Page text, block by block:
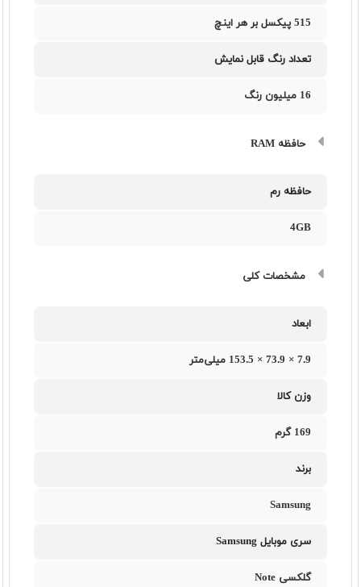
515 پیکسل بر هر اینچ
تعداد رنگ قابل نمایش
16 میلیون رنگ
حافظه RAM
حافظه رم
4GB
مشخصات کلی
ابعاد
7.9 × 73.9 × 153.5 میلی‌متر
وزن کالا
169 گرم
برند
Samsung
سری موبایل Samsung
گلکسی Note